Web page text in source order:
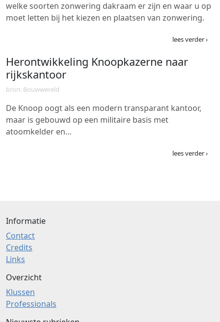
welke soorten zonwering dakraam er zijn en waar u op
moet letten bij het kiezen en plaatsen van zonwering.
lees verder ›
Herontwikkeling Knoopkazerne naar
rijkskantoor
bron: Bouwwereld
De Knoop oogt als een modern transparant kantoor,
maar is gebouwd op een militaire basis met
atoomkelder en…
lees verder ›
Informatie
Contact
Credits
Links
Overzicht
Klussen
Professionals